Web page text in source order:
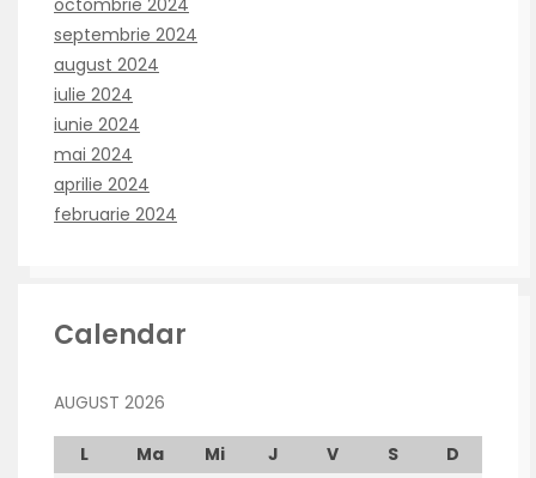
octombrie 2024
septembrie 2024
august 2024
iulie 2024
iunie 2024
mai 2024
aprilie 2024
februarie 2024
Calendar
AUGUST 2026
L Ma Mi J V S
D